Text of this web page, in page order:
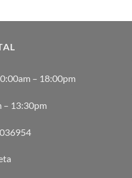
$14.620.$9.990.
– 18:00pm
– 13:30pm